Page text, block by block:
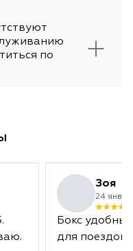
по
Зоя
24
Бокс
для поездок.